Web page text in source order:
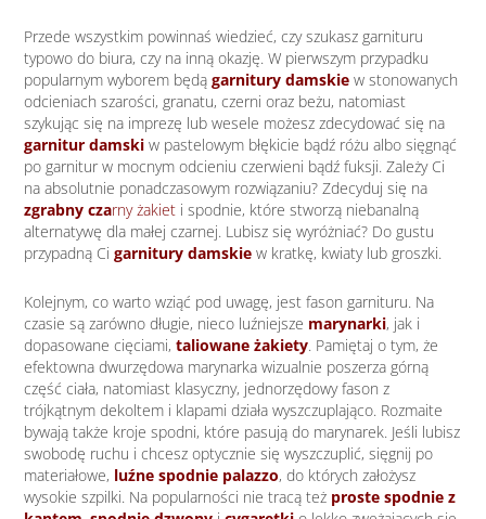
Przede wszystkim powinnaś wiedzieć, czy szukasz garnituru
typowo do biura, czy na inną okazję. W pierwszym przypadku
popularnym wyborem będą garnitury damskie w stonowanych
odcieniach szarości, granatu, czerni oraz beżu, natomiast
szykując się na imprezę lub wesele możesz zdecydować się na
garnitur damski w pastelowym błękicie bądź różu albo sięgnąć
po garnitur w mocnym odcieniu czerwieni bądź fuksji. Zależy Ci
na absolutnie ponadczasowym rozwiązaniu? Zdecyduj się na
zgrabny czarny żakiet i spodnie, które stworzą niebanalną
alternatywę dla małej czarnej. Lubisz się wyróżniać? Do gustu
przypadną Cigarnitury damskie w kratkę, kwiaty lub groszki.
Kolejnym, co warto wziąć pod uwagę, jest fason garnituru. Na
czasie są zarówno długie, nieco luźniejsze marynarki, jak i
dopasowane cięciami, taliowane żakiety. Pamiętaj o tym, że
efektowna dwurzędowa marynarka wizualnie poszerza górną
część ciała, natomiast klasyczny, jednorzędowy fason z
trójkątnym dekoltem i klapami działa wyszczuplająco. Rozmaite
bywają także kroje spodni, które pasują do marynarek. Jeśli lubisz
swobodę ruchu i chcesz optycznie się wyszczuplić, sięgnij po
materiałowe, luźne spodnie palazzo, do których założysz
wysokie szpilki. Na popularności nie tracą też proste spodnie z